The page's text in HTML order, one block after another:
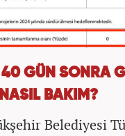
GÜN SONRA
BAKIM?
Belediyesi